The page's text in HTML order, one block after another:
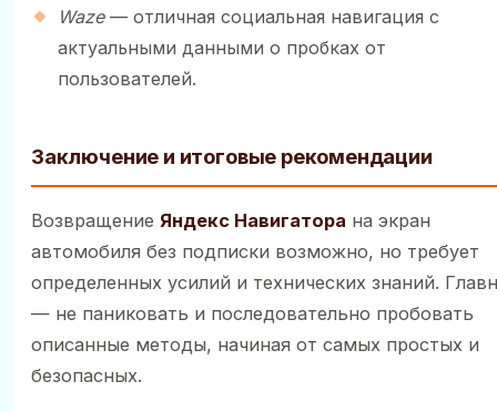
Waze— отличная социальная навигация с
актуальными данными о пробках от
пользователей.
Заключение и итоговые рекомендации
Возвращение Яндекс Навигатора на экран
автомобиля без подписки возможно, но требует
определенных усилий и технических знаний.
— не паниковать и последовательно пробовать
описанные методы, начиная от самых простых и
безопасных.